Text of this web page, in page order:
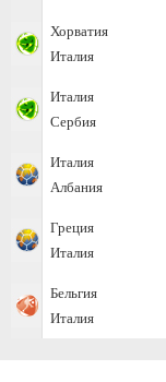
Хорватия
Италия
Италия
Сербия
Италия
Албания
Греция
Италия
Бельгия
Италия